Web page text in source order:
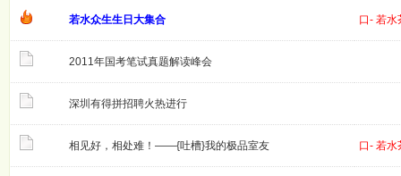
若水众生生日大集合 口- 若水
2011年国考笔试真题解读峰会
深圳有得拼招聘火热进行
相见好，相处难！——{吐槽}我的极品室友 口- 若水